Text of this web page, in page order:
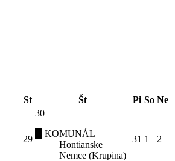
St Št Pi So Ne
29
30
KOMUNÁL
Hontianske
Nemce (Krupina)
31 1 2